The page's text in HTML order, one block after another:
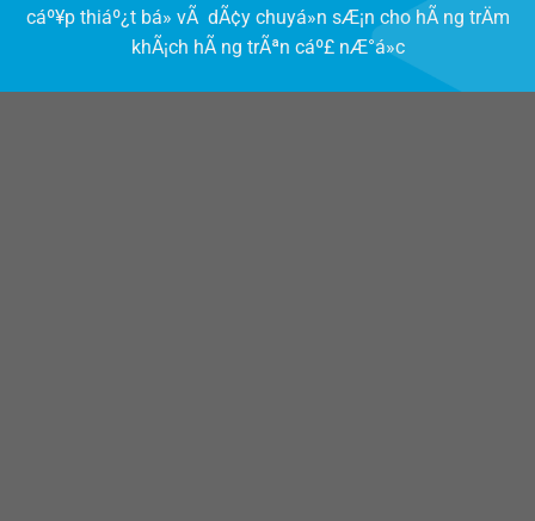
cáº¥p thiáº¿t bá» vÃ dÃ¢y chuyá»n sÆ¡n cho hÃ ng trÄm
khÃ¡ch hÃ ng trÃªn cáº£ nÆ°á»c